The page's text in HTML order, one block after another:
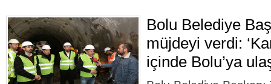
Bolu Belediye
müjdeyi verdi:
içinde Bolu’ya